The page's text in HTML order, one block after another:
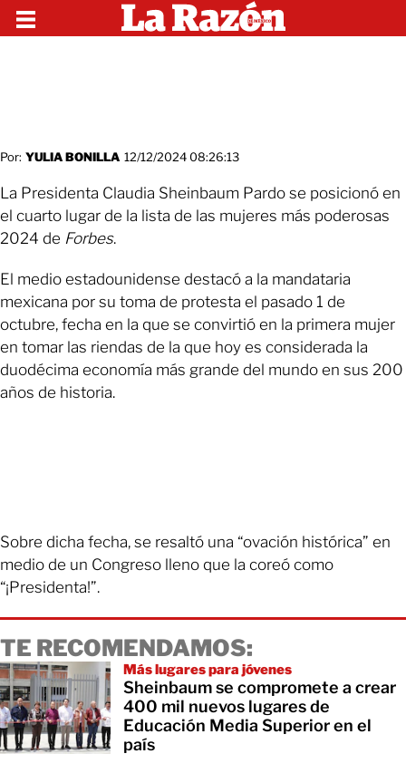
Por: YULIA BONILLA 12/12/2024 08:26:13
La Presidenta Claudia Sheinbaum Pardo se posicionó en
el cuarto lugar de la lista de las mujeres más poderosas
2024 de Forbes.
El medio estadounidense destacó a la mandataria
mexicana por su toma de protesta el pasado 1 de
octubre, fecha en la que se convirtió en la primera mujer
en tomar las riendas de la que hoy es considerada la
duodécima economía más grande del mundo en sus 200
años de historia.
Sobre dicha fecha, se resaltó una “ovación histórica” en
medio de un Congreso lleno que la coreó como
“¡Presidenta!”.
TE RECOMENDAMOS:
Más lugares para jóvenes
Sheinbaum se compromete a crear
400 mil nuevos lugares de
Educación Media Superior en el
país